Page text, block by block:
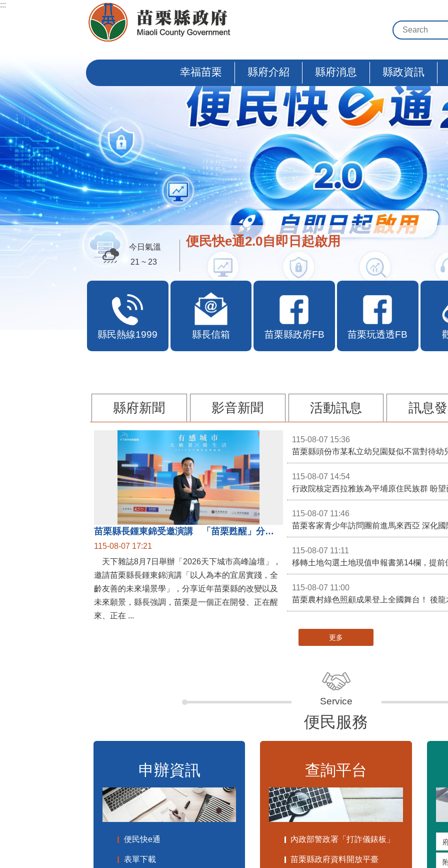
跳到主要內容區塊
:::
幸福苗栗 縣府介紹 縣府消息 縣政資訊
便民快e通2.0自即日起啟用
今日氣溫
21 ~ 23
縣民熱線1999 縣長信箱 苗栗縣政府FB 苗栗玩透透FB
縣府新聞 影音新聞 活動訊息 訊息
苗栗縣長鍾東錦受邀演講 「苗栗甦醒」分享近年轉變
115-08-07 17:21
天下雜誌8月7日舉辦「2026天下城市高峰論壇」，
邀請苗栗縣長鍾東錦演講「以人為本的宜居實踐，全
齡友善的未來場景學」，分享近年苗栗縣的改變以及
未來願景，縣長強調，苗栗是一個正在開發、正在醒
來、正在 ...
115-08-07 15:36
苗栗縣頭份市某私立幼兒園疑似不當對待幼
115-08-07 14:54
115-08-07 11:46
苗栗客家青少年訪問團前進馬來西亞 深化
115-08-07 11:11
移轉土地勾選土地現值申報書第14欄，提前
115-08-07 11:00
更多
便民服務
申辦資訊
便民快e通
表單下載
查詢平台
內政部警政署「打詐儀錶板」
苗栗縣政府資料開放平臺